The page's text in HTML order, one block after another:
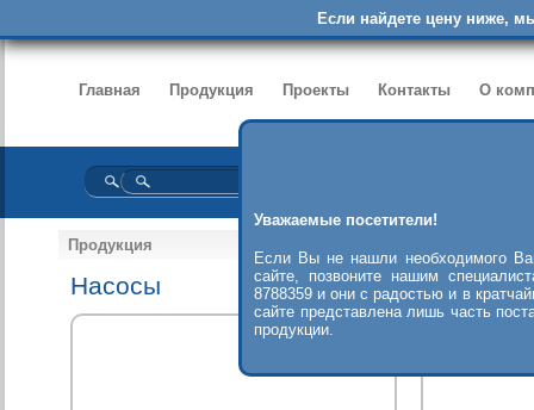
Уважаемые посетители!
Если Вы не нашли необходимого
сайте, позвоните нашим
8788359 и они с радостью и в
сайте представлена лишь часть
продукции.
Если найдете цену ниже,
Главная Продукция Проекты Контакты О
Продукция
Насосы